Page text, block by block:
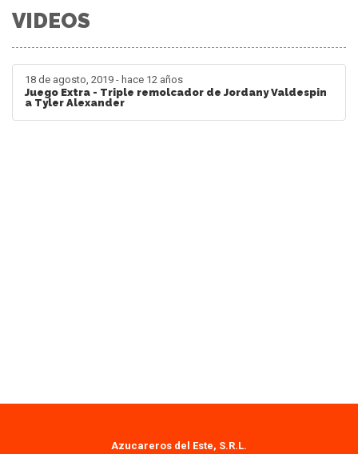
VIDEOS
18 de agosto, 2019 - hace 12 años
Juego Extra - Triple remolcador de Jordany Valdespin
a Tyler Alexander
Azucareros del Este, S.R.L.